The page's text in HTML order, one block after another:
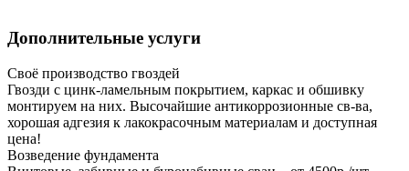
Дополнительные услуги
Своё производство гвоздей
Гвозди с цинк-ламельным покрытием, каркас и обшивку
монтируем на них. Высочайшие антикоррозионные св-ва,
хорошая адгезия к лакокрасочным материалам и доступная
цена!
Возведение фундамента